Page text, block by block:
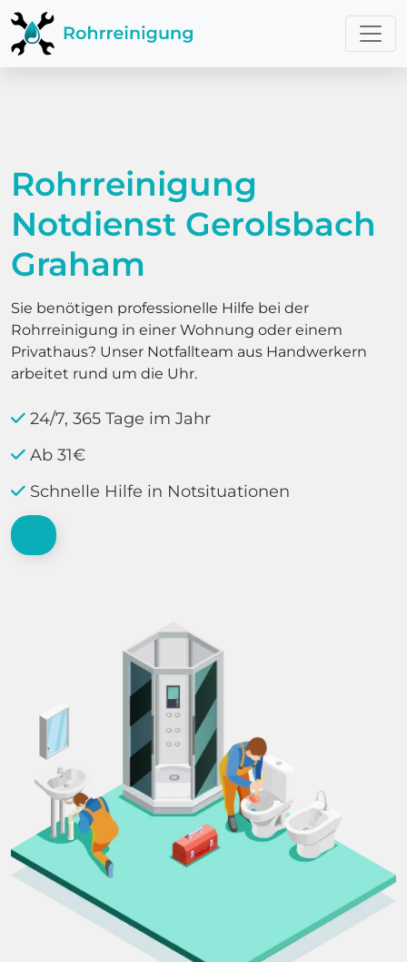
Rohrreinigung
Notdienst Gerolsbach
Graham
Sie benötigen professionelle Hilfe bei der
Rohrreinigung in einer Wohnung oder einem
Privathaus? Unser Notfallteam aus Handwerkern
arbeitet rund um die Uhr.
24/7, 365 Tage im Jahr
Ab 31€
Schnelle Hilfe in Notsituationen